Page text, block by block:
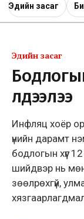
Эдийн засаг
Эдийн засаг
үлдээлээ
Инфляц хоёр
үнийн дарамт
бодлогын хүүг
шийдвэр нь
зөөлрөхгүй,